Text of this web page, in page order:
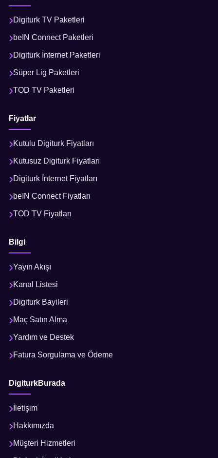
Digiturk TV Paketleri
beIN Connect Paketleri
Digiturk İnternet Paketleri
Süper Lig Paketleri
TOD TV Paketleri
Fiyatlar
Kutulu Digiturk Fiyatları
Kutusuz Digiturk Fiyatları
Digiturk İnternet Fiyatları
beIN Connect Fiyatları
TOD TV Fiyatları
Bilgi
Yayın Akışı
Kanal Listesi
Digiturk Bayileri
Maç Satın Alma
Yardım ve Destek
Fatura Sorgulama ve Ödeme
DigiturkBurada
İletişim
Hakkımızda
Müşteri Hizmetleri